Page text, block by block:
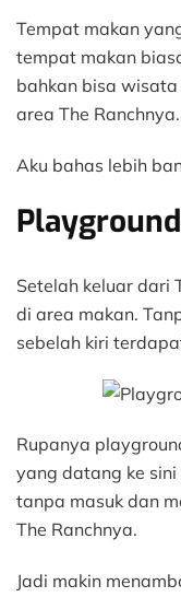
Tempat makan
tempat makan
bahkan bisa
area The Ranchnya.
Aku bahas lebih
Playground
Setelah keluar dari
di area makan.
sebelah kiri
Rupanya
yang datang ke
tanpa masuk dan
The Ranchnya.
Jadi makin